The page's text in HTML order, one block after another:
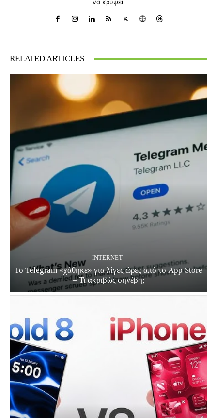
να κρύψει.
RELATED ARTICLES
INTERNET
Το Telegram «χάθηκε» για λίγες ώρες από το App Store
– Τι ακριβώς σηνέβη;